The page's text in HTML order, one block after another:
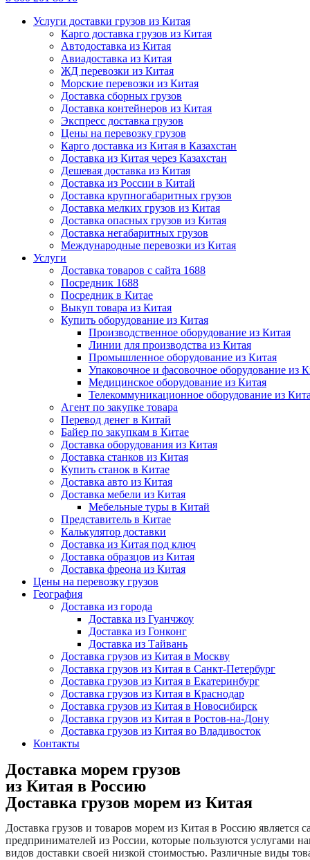
Услуги доставки грузов из Китая
Карго доставка грузов из Китая
Автодоставка из Китая
Авиадоставка из Китая
ЖД перевозки из Китая
Морские перевозки из Китая
Доставка сборных грузов
Доставка контейнеров из Китая
Экспресс доставка грузов
Цены на перевозку грузов
Карго доставка из Китая в Казахстан
Доставка из Китая через Казахстан
Дешевая доставка из Китая
Доставка из России в Китай
Доставка крупногабаритных грузов
Доставка мелких грузов из Китая
Доставка опасных грузов из Китая
Доставка негабаритных грузов
Международные перевозки из Китая
Услуги
Доставка товаров с сайта 1688
Посредник 1688
Посредник в Китае
Выкуп товара из Китая
Купить оборудование из Китая
Производственное оборудование из Китая
Линии для производства из Китая
Промышленное оборудование из Китая
Упаковочное и фасовочное оборудование из
Медицинское оборудование из Китая
Телекоммуникационное оборудование из
Агент по закупке товара
Перевод денег в Китай
Байер по закупкам в Китае
Доставка оборудования из Китая
Доставка станков из Китая
Купить станок в Китае
Доставка авто из Китая
Доставка мебели из Китая
Мебельные туры в Китай
Представитель в Китае
Калькулятор доставки
Доставка из Китая под ключ
Доставка образцов из Китая
Доставка фреона из Китая
Цены на перевозку грузов
География
Доставка из города
Доставка из Гуанчжоу
Доставка из Гонконг
Доставка из Тайвань
Доставка грузов из Китая в Москву
Доставка грузов из Китая в Санкт-Петербург
Доставка грузов из Китая в Екатеринбург
Доставка грузов из Китая в Краснодар
Доставка грузов из Китая в Новосибирск
Доставка грузов из Китая в Ростов-на-Дону
Доставка грузов из Китая во Владивосток
Контакты
Доставка морем грузов
из Китая в Россию
Доставка грузов морем из Китая
Доставка грузов и товаров морем из Китая в Россию
предпринимателей из России, которые пользуются услугами
видов доставки своей низкой стоимостью. Различные виды